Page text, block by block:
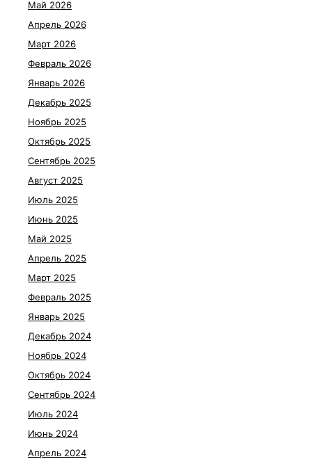
Май 2026
Апрель 2026
Март 2026
Февраль 2026
Январь 2026
Декабрь 2025
Ноябрь 2025
Октябрь 2025
Сентябрь 2025
Август 2025
Июль 2025
Июнь 2025
Май 2025
Апрель 2025
Март 2025
Февраль 2025
Январь 2025
Декабрь 2024
Ноябрь 2024
Октябрь 2024
Сентябрь 2024
Июль 2024
Июнь 2024
Апрель 2024